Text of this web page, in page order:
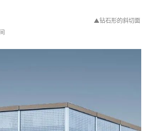
钻石形的斜切面
西侧主入口空间